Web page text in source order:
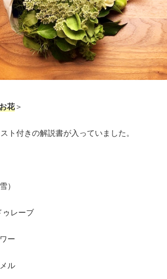
花＞
ト付きの解説書が入っていました。
）
レーブ
ー
ル